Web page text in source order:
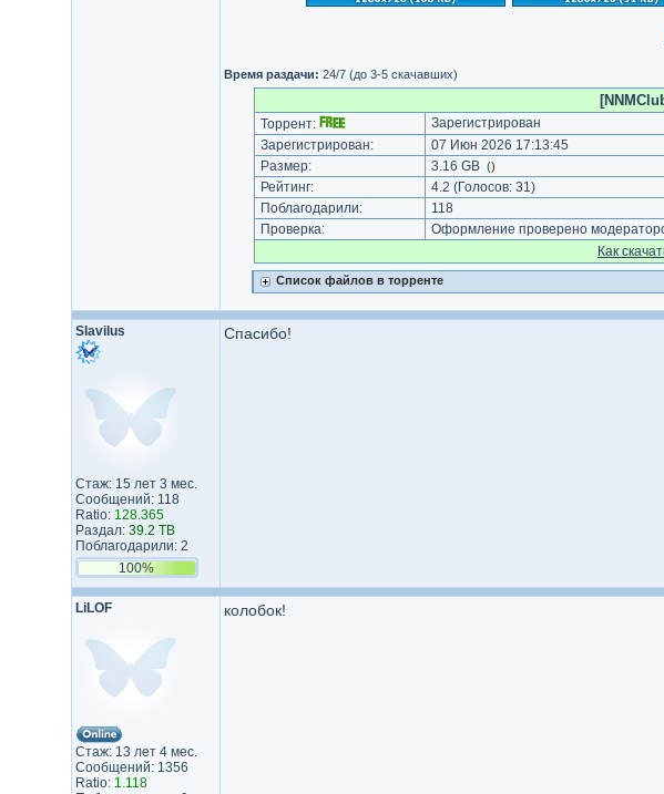
Время раздачи: 24/7 (до 3-5 скачавших)
Торрент:
Зарегистрирован
Зарегистрирован:
07 Июн 2026 17:13:45
Размер:
3.16 GB ()
Рейтинг: 4.2 (Голосов: 31)
Поблагодарили:
118
Проверка:
Оформление проверено
Как
Список файлов в торренте
Slavilus
Стаж: 15 лет 3 мес.
Сообщений: 118
Ratio: 128.365
Раздал: 39.2 TB
Поблагодарили: 2
100%
Спасибо!
LiLOF
Стаж: 13 лет 4 мес.
Сообщений: 1356
Ratio: 1.118
колобок!